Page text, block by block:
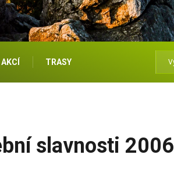
TRASY
slavnosti 2006